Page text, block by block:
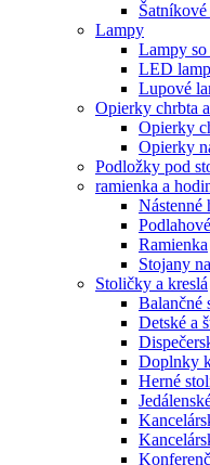
Lampy
Lampy
LED
Lupové
Opierky chrbta
Opierky
Opierky
Podložky pod
ramienka a
Nástenné
Ramienka
Stojany
Stoličky a kreslá
Balančné
Detské a
Doplnky
Herné